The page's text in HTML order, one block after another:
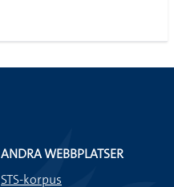
ANDRA WEBBPLATSER
STS-korpus